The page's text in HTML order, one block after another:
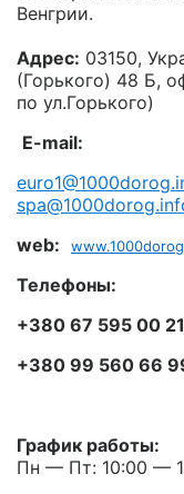
Венгрии.
Адрес: 03150,
(Горького) 48 Б,
по ул.Горького)
E-mail:
web:
Телефоны:
+380 67 595 00 21
+380 99 560 66
График работы:
Пн — Пт: 10:00 —